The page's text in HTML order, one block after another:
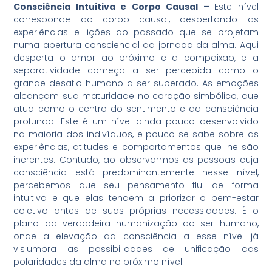
Consciência Intuitiva e Corpo Causal – Este nível
corresponde ao corpo causal, despertando as
experiências e lições do passado que se projetam
numa abertura consciencial da jornada da alma. Aqui
desperta o amor ao próximo e a compaixão, e a
separatividade começa a ser percebida como o
grande desafio humano a ser superado. As emoções
alcançam sua maturidade no coração simbólico, que
atua como o centro do sentimento e da consciência
profunda. Este é um nível ainda pouco desenvolvido
na maioria dos indivíduos, e pouco se sabe sobre as
experiências, atitudes e comportamentos que lhe são
inerentes. Contudo, ao observarmos as pessoas cuja
consciência está predominantemente nesse nível,
percebemos que seu pensamento flui de forma
intuitiva e que elas tendem a priorizar o bem-estar
coletivo antes de suas próprias necessidades. É o
plano da verdadeira humanização do ser humano,
onde a elevação da consciência a esse nível já
vislumbra as possibilidades de unificação das
polaridades da alma no próximo nível.